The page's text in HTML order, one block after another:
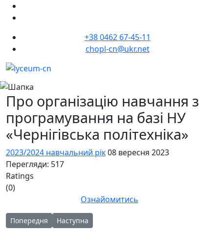
+38 0462 67-45-11
chopl-cn@ukr.net
Про організацію навчання з
програмування на базі НУ
«Чернігівська політехніка»
2023/2024 навчальний рік08 вересня 2023
Перегляди: 517
Ratings
(0)
Ознайомитись
Попередня стаття: Про надання освітніх послуг понад
Попередня Наступна стаття: Про структуру 2023/2024
Наступна